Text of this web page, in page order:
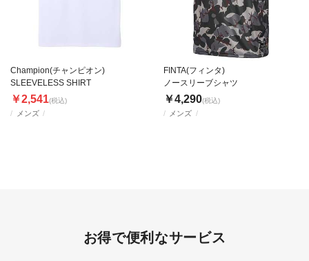
メンズ
Champion(チャンピオン)
SLEEVELESS SHIRT
￥2,541(税込)
メンズ
FINTA(フィンタ)
ノースリーブシャツ
￥4,290(税込)
お得で便利なサービス